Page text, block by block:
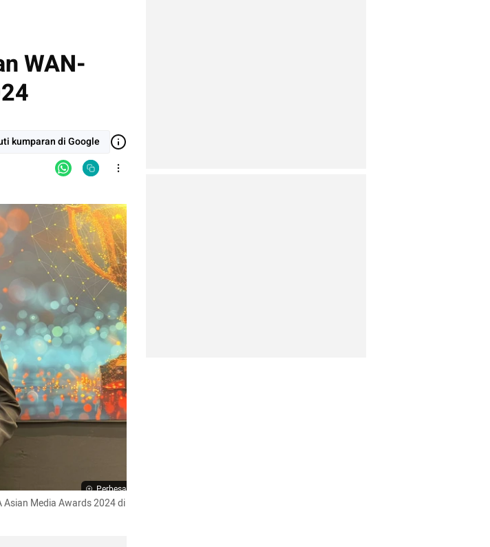
WAN-
kumparan di Google
Perbesar
Asian Media Awards 2024 di